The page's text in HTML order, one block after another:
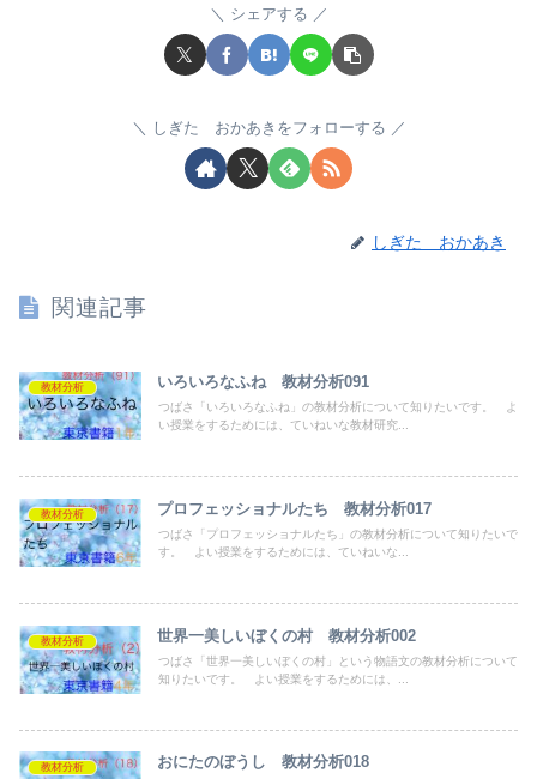
シェアする
しぎた おかあきをフォローする
しぎた おかあき
関連記事
教材分析 いろいろなふね 教材分析091
つばさ「いろいろなふね」の教材分析について知りたいです。 よ
い授業をするためには、ていねいな教材研究...
教材分析 プロフェッショナルたち 教材分析017
つばさ「プロフェッショナルたち」の教材分析について知りたいで
す。 よい授業をするためには、ていねいな...
教材分析 世界一美しいぼくの村 教材分析002
つばさ「世界一美しいぼくの村」という物語文の教材分析について
知りたいです。 よい授業をするためには、...
教材分析 おにたのぼうし 教材分析018